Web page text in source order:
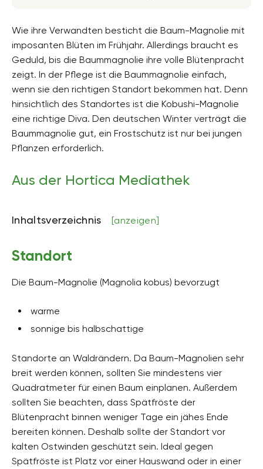
weiss
Standort
Halbschatten, Absonnig, Sonnig
Blütezeit
März, April, Mai
Wuchsform
aufrecht, ausladend
10 Meter
neutral, schwach alkalisch, schwach sauer
Kalkintolerant
Giftig
Ja
Pflanzenfamilien
Magnoliengewächse, Magnoliaceae
Pflanzenarten
Blütenbäume, Kübelpflanzen, Zierbäume
Wie ihre Verwandten besticht die Baum-Magnolie mit
imposanten Blüten im Frühjahr. Allerdings braucht es
Geduld, bis die Baummagnolie ihre volle Blütenpracht
zeigt. In der Pflege ist die Baummagnolie einfach,
wenn sie den richtigen Standort bekommen hat. Denn
hinsichtlich des Standortes ist die Kobushi-Magnolie
eine richtige Diva. Den deutschen Winter verträgt die
Baummagnolie gut, ein Frostschutz ist nur bei jungen
Pflanzen erforderlich.
Aus der Hortica Mediathek
Inhaltsverzeichnis [anzeigen]
Standort
Die Baum-Magnolie (Magnolia kobus) bevorzugt
warme
sonnige bis halbschattige
Standorte an Waldrändern. Da Baum-Magnolien sehr
breit werden können, sollten Sie mindestens vier
Quadratmeter für einen Baum einplanen. Außerdem
sollten Sie beachten, dass Spätfröste der
Blütenpracht binnen weniger Tage ein jähes Ende
bereiten können. Deshalb sollte der Standort vor
kalten Ostwinden geschützt sein. Ideal gegen
Spätfröste ist Platz vor einer Hauswand oder in einer